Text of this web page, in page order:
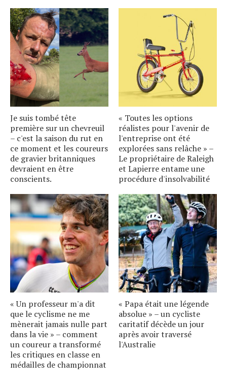
Je suis tombé tête
première sur un chevreuil
– c'est la saison du rut en
ce moment et les coureurs
de gravier britanniques
devraient en être
conscients.
« Toutes les options
réalistes pour l'avenir de
l'entreprise ont été
explorées sans relâche » –
Le propriétaire de Raleigh
et Lapierre entame une
procédure d'insolvabilité
« Un professeur m'a dit
que le cyclisme ne me
mènerait jamais nulle part
dans la vie » – comment
un coureur a transformé
les critiques en classe en
médailles de championnat
« Papa était une légende
absolue » – un cycliste
caritatif décède un jour
après avoir traversé
l'Australie